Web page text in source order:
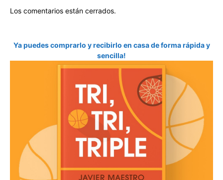
Los comentarios están cerrados.
Ya puedes comprarlo y recibirlo en casa de forma rápida y
sencilla!